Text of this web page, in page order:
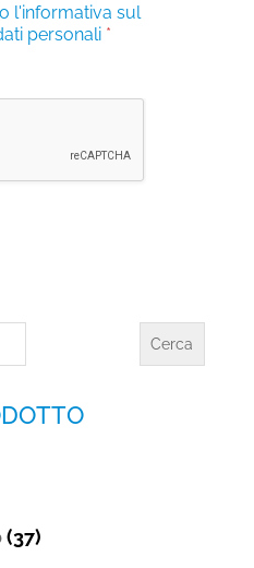
l'informativa sul
personali *
Cerca
(37)